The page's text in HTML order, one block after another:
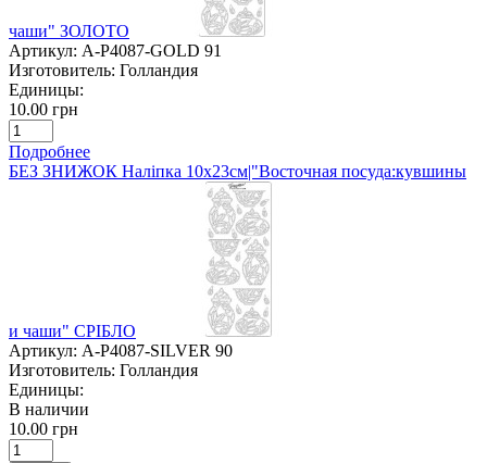
чаши" ЗОЛОТО
Артикул: A-P4087-GOLD 91
Изготовитель: Голландия
Единицы:
10.00 грн
Подробнее
БЕЗ ЗНИЖОК Наліпка 10х23см|"Восточная посуда:кувшины
и чаши" СРІБЛО
Артикул: A-P4087-SILVER 90
Изготовитель: Голландия
Единицы:
В наличии
10.00 грн